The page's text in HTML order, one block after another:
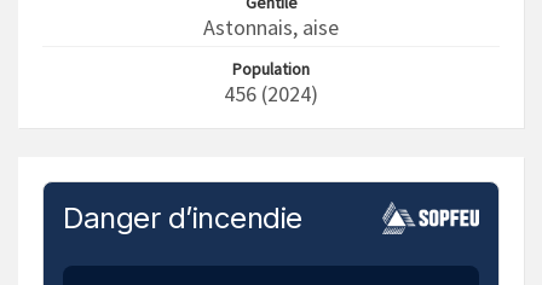
Astonnais, aise
Population
456 (2024)
Danger d’incendie